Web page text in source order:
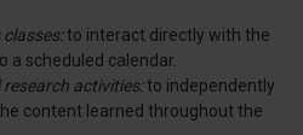
to interact directly with the
a scheduled calendar.
activities:to independently
content learned throughout the